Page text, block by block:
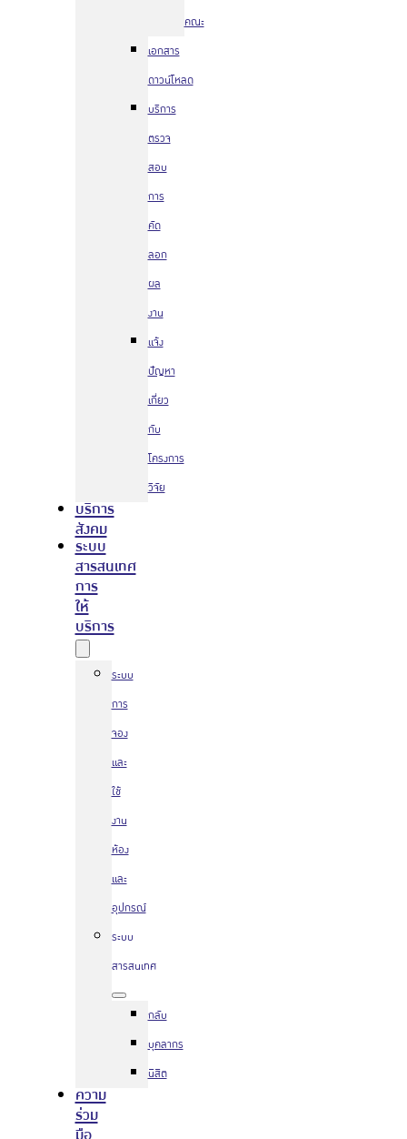
คณะ
เอกสาร
ดาวน์โหลด
บริการ
ตรวจ
สอบ
การ
คัด
ลอก
ผล
งาน
แจ้ง
ปัญหา
เกี่ยว
กับ
โครงการ
วิจัย
บริการ
สังคม
ระบบ
สารสนเทศ
การ
ให้
บริการ
ระบบ
การ
จอง
และ
ใช้
งาน
ห้อง
และ
อุปกรณ์
ระบบ
สารสนเทศ
กลับ
บุคลากร
นิสิต
ความ
ร่วม